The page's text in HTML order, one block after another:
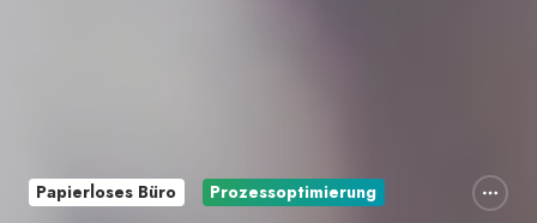
Papierloses Büro Prozessoptimierung